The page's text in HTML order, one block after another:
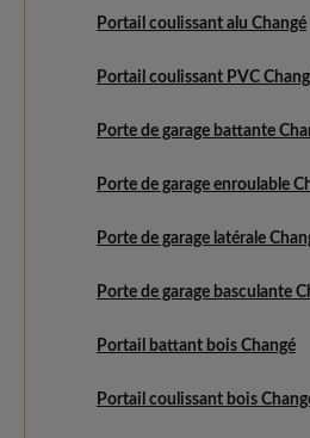
Portail coulissant alu Changé
Portail coulissant PVC
Porte de garage battante
Porte de garage enroulable
Porte de garage latérale
Porte de garage basculante
Portail battant bois Changé
Portail coulissant bois